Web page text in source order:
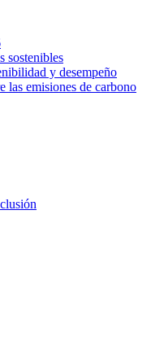
sostenibles
y desempeño
las emisiones de carbono